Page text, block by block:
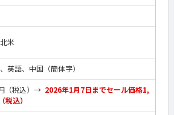
米
英語、中国（簡体字）
（税込）→ 2026年1月7日までセール価格1,
税込）